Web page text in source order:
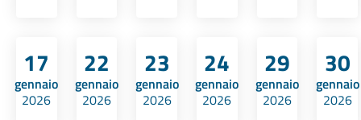
17
gennaio
2026
22
gennaio
2026
23
gennaio
2026
24
gennaio
2026
29
gennaio
2026
30
gennaio
2026